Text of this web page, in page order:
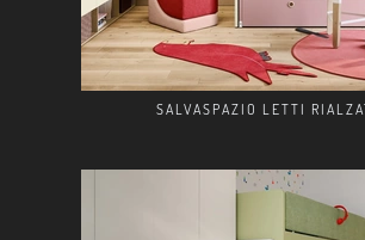
SALVASPAZIO LETTI